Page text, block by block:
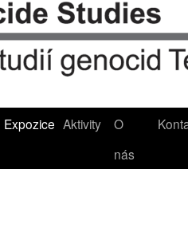
Expozice Aktivity
O
nás